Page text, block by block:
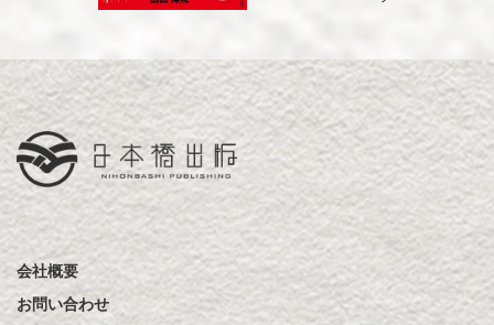
会社概要
お問い合わせ